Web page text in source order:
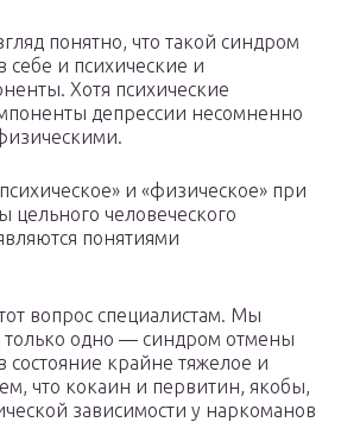
понятно, что такой синдром
и психические и
Хотя психические
депрессии несомненно
и «физическое» при
цельного человеческого
понятиями
вопрос специалистам. Мы
только одно — синдром отмены
состояние крайне тяжелое и
что кокаин и первитин, якобы,
зависимости у наркоманов